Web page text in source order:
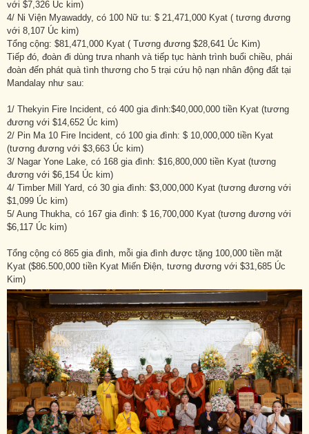
với $7,326 Úc kim)
4/ Ni Viện Myawaddy, có 100 Nữ tu: $ 21,471,000 Kyat ( tương đương
với 8,107 Úc kim)
Tổng cộng: $81,471,000 Kyat ( Tương đương $28,641 Úc Kim)
Tiếp đó, đoàn đi dùng trưa nhanh và tiếp tục hành trình buổi chiều, phái
đoàn đến phát quà tình thương cho 5 trại cứu hộ nạn nhân động đất tại
Mandalay như sau:
1/ Thekyin Fire Incident, có 400 gia đình:$40,000,000 tiền Kyat (tương
đương với $14,652 Úc kim)
2/ Pin Ma 10 Fire Incident, có 100 gia đình: $ 10,000,000 tiền Kyat
(tương đương với $3,663 Úc kim)
3/ Nagar Yone Lake, có 168 gia đình: $16,800,000 tiền Kyat (tương
đương với $6,154 Úc kim)
4/ Timber Mill Yard, có 30 gia đình: $3,000,000 Kyat (tương đương với
$1,099 Úc kim)
5/ Aung Thukha, có 167 gia đình: $ 16,700,000 Kyat (tương đương với
$6,117 Úc kim)
Tổng cộng có 865 gia đình, mỗi gia đình được tặng 100,000 tiền mặt
Kyat ($86.500,000 tiền Kyat Miến Điện, tương đương với $31,685 Úc
Kim)